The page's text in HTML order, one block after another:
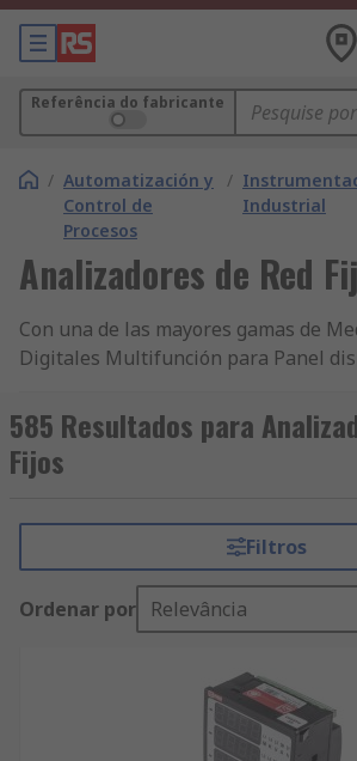
Referência do fabricante
/ Automatización y
Control de
Procesos
/
Industrial
Analizadores de Red
Con una de las mayores gamas de
Digitales Multifunción para Panel
componentes y accesorios de
Control de Procesos y nuestro
compromiso con la calidad, no resulta
de 160 países.
585 Resultados para
Fijos
Filtros
Ordenar por Relevância